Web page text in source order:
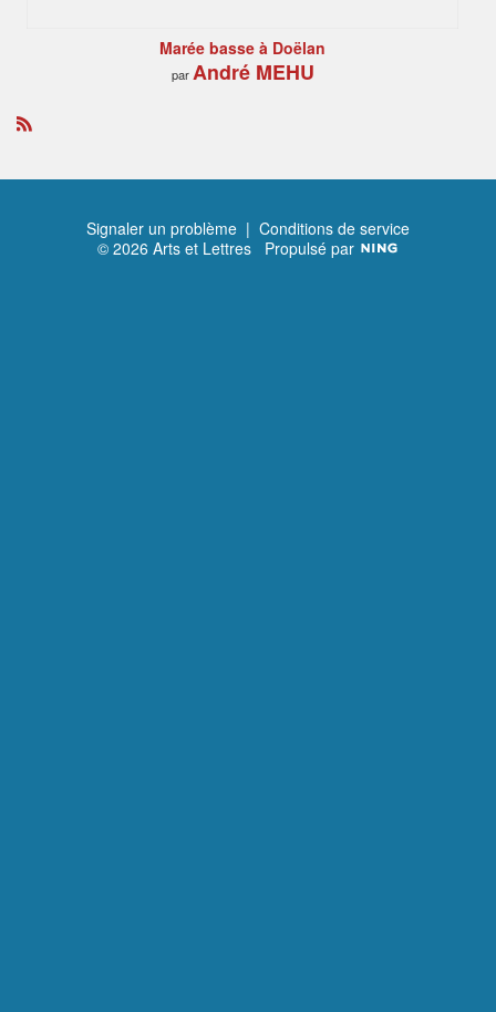
Marée basse à Doëlan
parAndré MEHU
R
Signaler un problème | Conditions de service
© 2026 Arts et Lettres Propulsé par